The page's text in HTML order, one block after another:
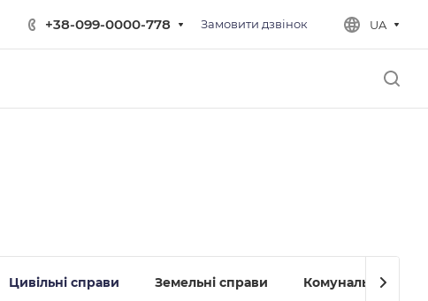
+38-099-0000-778 Замовити дзвінок UA
Цивільні справи Земельні справи Комунальне